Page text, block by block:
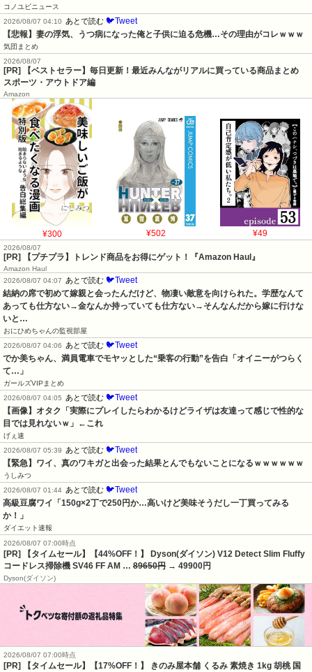
コノユビニュース
2026/08/07 04:10
あとで読む 🐦Tweet
【悲報】妻の浮気、うつ病になった俺と子供に迫る危機…その理由がコレｗｗｗ
気団まとめ
2026/08/07
[PR] 【ベストセラー】毎日更新！最近みんながリアルに買っている商品まとめ
スポーツ・アウトドア編
Amazon
¥300 ¥502 ¥49
2026/08/07
[PR] 【プチプラ】トレンド商品をお得にゲット！『Amazon Haul』
Amazon Haul
2026/08/07 04:07
あとで読む 🐦Tweet
結納の席で初めて嫁親と会ったんだけど、物凄い敵意を向けられた。学歴なんて
あっても仕方ない→金なんか持っていても仕方ない→そんなんだから嫁に行けな
いと…
おにひめちゃんの監視部屋
2026/08/07 04:06
あとで読む 🐦Tweet
でか美ちゃん、満員電車でモヤッとした“乗客の行動”を告白「オイニーがつらく
て…」
ガールズVIPまとめ
2026/08/07 04:05
あとで読む 🐦Tweet
【画像】オタク「実際にプレイしたらわかるけどライザは友達って感じで性的な
目では見れないｗ」←これ
げぇ速
2026/08/07 05:39
あとで読む 🐦Tweet
【緊急】ワイ、真のワキガと出会った結果とんでもないことになるｗｗｗｗｗｗ
うしみつ
2026/08/07 01:44 あとで読む 🐦Tweet
高級豆腐ワイ「150g×2丁で250円か…高いけど美味そうだし一丁買ってみる
か！」
ダイエット速報
2026/08/07 07:00時点
[PR] 【タイムセール】【44%OFF！】 Dyson(ダイソン) V12 Detect Slim Fluffy
コードレス掃除機 SV46 FF AM … 89650円 → 49900円
Dyson(ダイソン)
2026/08/07 07:00時点
[PR] 【タイムセール】【17%OFF！】 きのみ屋本舗 くるみ 素焼き 1kg 胡桃 国